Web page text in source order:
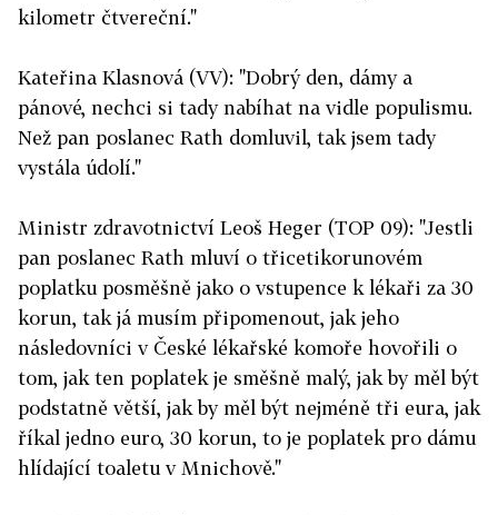
kilometr čtvereční."
Kateřina Klasnová (VV): "Dobrý den, dámy a
pánové, nechci si tady nabíhat na vidle populismu.
Než pan poslanec Rath domluvil, tak jsem tady
vystála údolí."
Ministr zdravotnictví Leoš Heger (TOP 09): "Jestli
pan poslanec Rath mluví o třicetikorunovém
poplatku posměšně jako o vstupence k lékaři za 30
korun, tak já musím připomenout, jak jeho
následovníci v České lékařské komoře hovořili o
tom, jak ten poplatek je směšně malý, jak by měl být
podstatně větší, jak by měl být nejméně tři eura, jak
říkal jedno euro, 30 korun, to je poplatek pro dámu
hlídající toaletu v Mnichově."